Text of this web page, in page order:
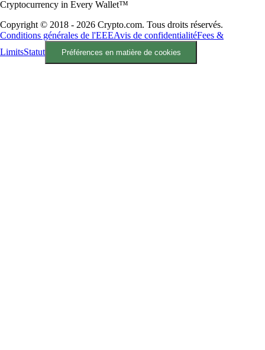
Cryptocurrency in Every Wallet™
Copyright © 2018 - 2026 Crypto.com. Tous droits réservés.
Conditions générales de l'EEEAvis de confidentialitéFees &
LimitsStatut Préférences en matière de cookies